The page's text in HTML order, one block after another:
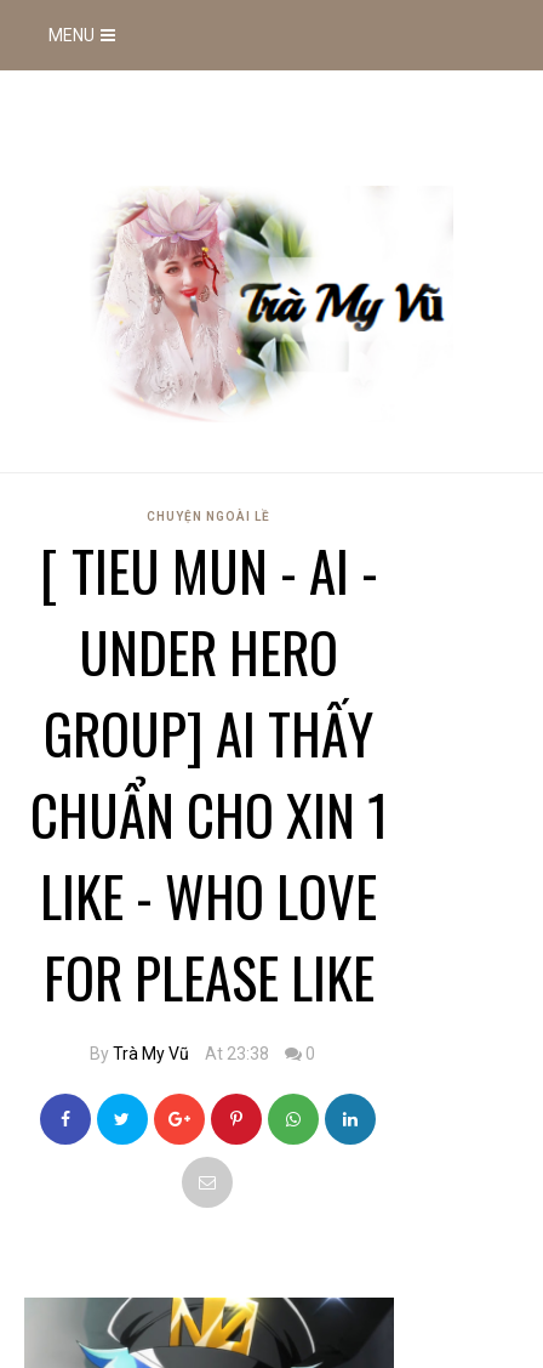
MENU
CHUYỆN NGOÀI LỀ
[ TIEU MUN - AI -
UNDER HERO
GROUP] AI THẤY
CHUẨN CHO XIN 1
LIKE - WHO LOVE
FOR PLEASE LIKE
ByTrà My Vũ At 23:38 0